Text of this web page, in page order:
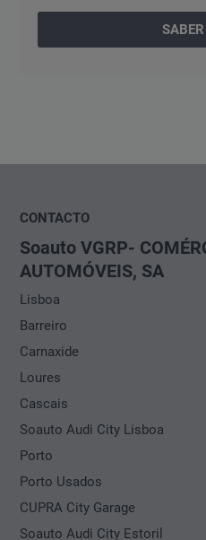
CONTACTO
Soauto VGRP-
AUTOMÓVEIS, SA
Lisboa
Barreiro
Carnaxide
Loures
Cascais
Soauto Audi City Lisboa
Porto
Porto Usados
CUPRA City Garage
Soauto Audi City Estoril